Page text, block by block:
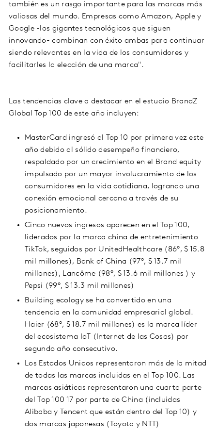
también es un rasgo importante para las marcas más
valiosas del mundo. Empresas como Amazon, Apple y
Google -los gigantes tecnológicos que siguen
innovando- combinan con éxito ambas para continuar
siendo relevantes en la vida de los consumidores y
facilitarles la elección de una marca".
Las tendencias clave a destacar en el estudio BrandZ
Global Top 100 de este año incluyen:
MasterCard ingresó al Top 10 por primera vez este
año debido al sólido desempeño financiero,
respaldado por un crecimiento en el Brand equity
impulsado por un mayor involucramiento de los
consumidores en la vida cotidiana, logrando una
conexión emocional cercana a través de su
posicionamiento.
Cinco nuevos ingresos aparecen en el Top 100,
liderados por la marca china de entretenimiento
TikTok, seguidos por UnitedHealthcare (86°, $ 15.8
mil millones), Bank of China (97°, $ 13.7 mil
millones), Lancôme (98°, $ 13.6 mil millones ) y
Pepsi (99°, $ 13.3 mil millones)
Building ecology se ha convertido en una
tendencia en la comunidad empresarial global.
Haier (68°, $ 18.7 mil millones) es la marca líder
del ecosistema IoT (Internet de las Cosas) por
segundo año consecutivo.
Los Estados Unidos representaron más de la mitad
de todas las marcas incluidas en el Top 100. Las
marcas asiáticas representaron una cuarta parte
del Top 100 17 por parte de China (incluidas
Alibaba y Tencent que están dentro del Top 10) y
dos marcas japonesas (Toyota y NTT)